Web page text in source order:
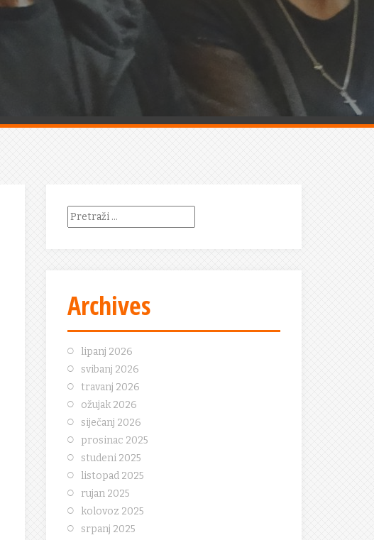
Pretraži:
Archives
lipanj 2026
svibanj 2026
travanj 2026
ožujak 2026
siječanj 2026
prosinac 2025
studeni 2025
listopad 2025
rujan 2025
kolovoz 2025
srpanj 2025